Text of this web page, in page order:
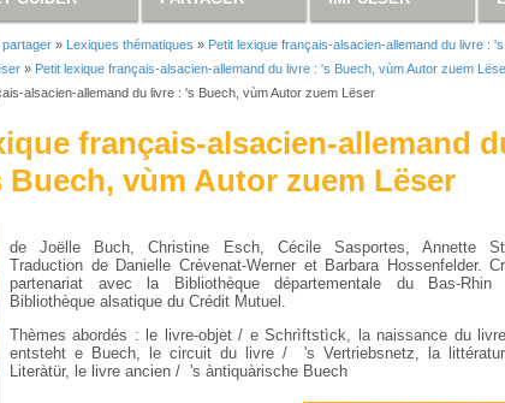
partager » Lexiques thématiques » Petit lexique français-alsacien-allemand du livre : 's
» Petit lexique français-alsacien-allemand du livre : 's Buech, vùm Autor zuem
alsacien-allemand du livre : 's Buech, vùm Autor zuem Lëser
français-alsacien-allemand
Buech, vùm Autor zuem Lëser
de Joëlle Buch, Christine Esch, Cécile Sasportes, Annette
Traduction de Danielle Crévenat-Werner et Barbara Hossenfelder.
partenariat avec la Bibliothèque départementale du Bas-
Bibliothèque alsatique du Crédit Mutuel.
Thèmes abordés : le livre-objet / e Schrìftstìck, la naissance du
entsteht e Buech, le circuit du livre / 's Vertriebsnetz, la
Literàtür, le livre ancien / 's àntiquàrische Buech